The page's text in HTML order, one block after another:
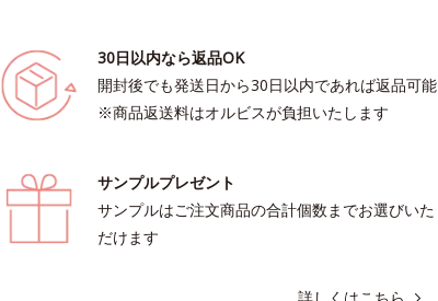
30日以内なら返品OK
開封後でも発送日から30日以内であれば返品可能
※商品返送料はオルビスが負担いたします
サンプルプレゼント
サンプルはご注文商品の合計個数までお選びいた
だけます